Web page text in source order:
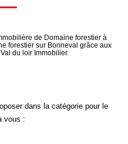
Nousde Domaine forestier à
forestier sur Bonneval grâce aux
du loir Immobilier.
dans la catégorie pour le
vous :